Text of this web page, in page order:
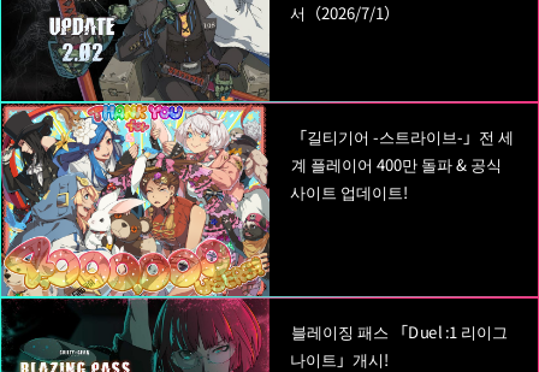
서（2026/7/1）
「길티기어 -스트라이브-」전 세
계 플레이어 400만 돌파 & 공식
사이트 업데이트!
블레이징 패스 「Duel :1 리이그
나이트」개시!